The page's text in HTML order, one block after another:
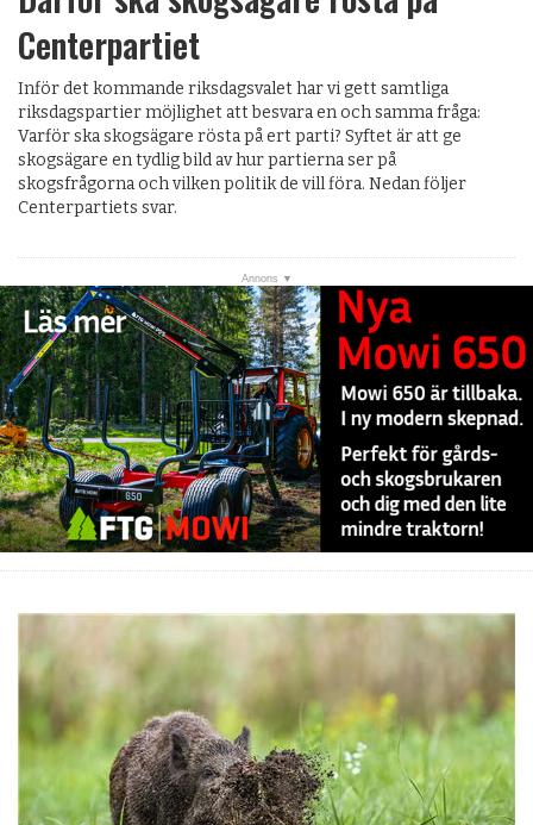
Centerpartiet
Inför det kommande riksdagsvalet har vi gett samtliga
riksdagspartier möjlighet att besvara en och samma fråga:
Varför ska skogsägare rösta på ert parti? Syftet är att ge
skogsägare en tydlig bild av hur partierna ser på
skogsfrågorna och vilken politik de vill föra. Nedan följer
Centerpartiets svar.